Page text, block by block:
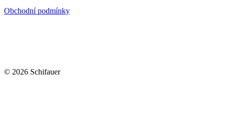
Obchodní podmínky
© 2026 Schifauer